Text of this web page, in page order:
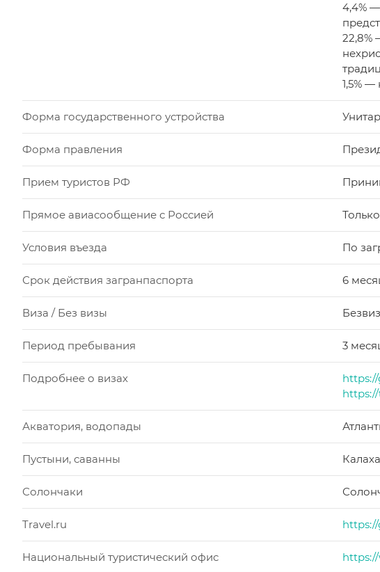
4,4%
22,8%
1,5%
Форма государственного устройства
Форма правления
Прием туристов РФ
Прямое авиасообщение с Россией
Условия въезда По
Срок действия загранпаспорта 6
Виза / Без визы
Период пребывания 3
Подробнее о визах
Акватория, водопады
Пустыни, саванны
Солончаки
Travel.ru
Национальный туристический офис